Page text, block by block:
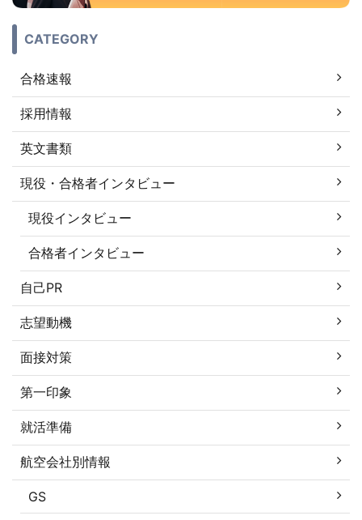
CATEGORY
合格速報
採用情報
英文書類
現役・合格者インタビュー
現役インタビュー
合格者インタビュー
自己PR
志望動機
面接対策
第一印象
就活準備
航空会社別情報
GS